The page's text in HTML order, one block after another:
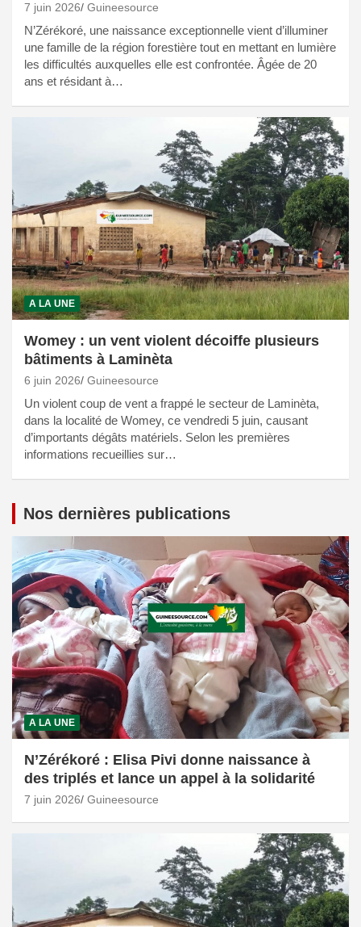
7 juin 2026 Guineesource
N’Zérékoré, une naissance exceptionnelle vient d’illuminer
une famille de la région forestière tout en mettant en lumière
les difficultés auxquelles elle est confrontée. Âgée de 20
ans et résidant à…
A LA UNE
Womey : un vent violent décoiffe plusieurs
bâtiments à Laminèta
6 juin 2026 Guineesource
Un violent coup de vent a frappé le secteur de Laminèta,
dans la localité de Womey, ce vendredi 5 juin, causant
d’importants dégâts matériels. Selon les premières
informations recueillies sur…
Nos dernières publications
A LA UNE
N’Zérékoré : Elisa Pivi donne naissance à
des triplés et lance un appel à la solidarité
7 juin 2026 Guineesource